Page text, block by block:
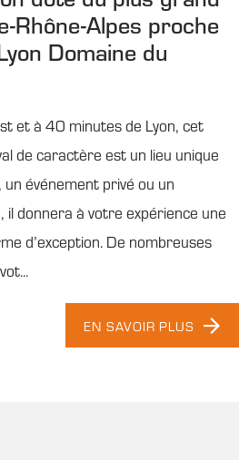
Rhône-Alpes proche
Domaine du
et à 40 minutes de Lyon, cet
de caractère est un lieu unique
événement privé ou un
il donnera à votre expérience une
d’exception. De nombreuses
EN SAVOIR PLUS